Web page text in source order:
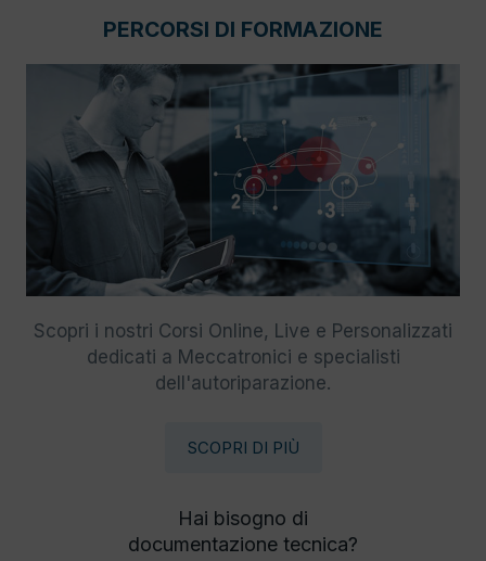
PERCORSI DI FORMAZIONE
Scopri i nostri Corsi Online, Live e Personalizzati
dedicati a Meccatronici e specialisti
dell'autoriparazione.
SCOPRI DI PIÙ
Hai bisogno di
documentazione tecnica?